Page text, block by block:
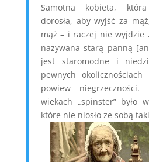
Samotna kobieta,
dorosła, aby wyjść za
mąż – i raczej nie wyjdzie
nazywana starą panną
jest staromodne i
pewnych
powiew
wiekach „spinster” było
które nie niosło ze sobą